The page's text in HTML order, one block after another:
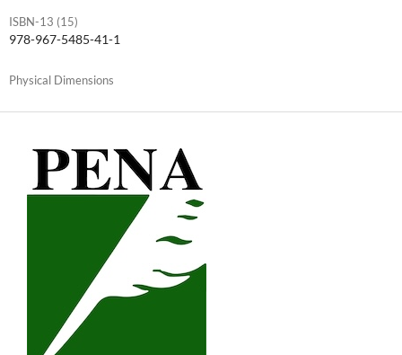
ISBN-13 (15)
978-967-5485-41-1
Physical Dimensions